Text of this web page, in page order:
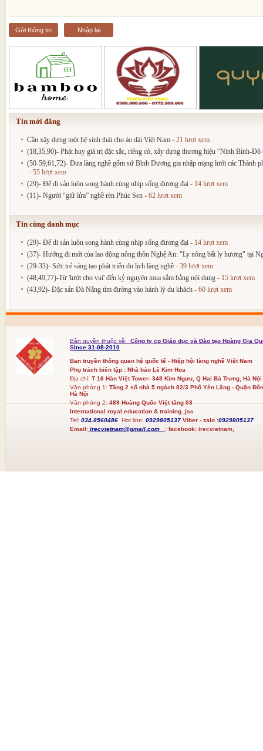
Gửi thông tin Nhập lại
Tin mới đăng
Cần xây dựng một hệ sinh thái cho áo dài Việt Nam - 21 lượt xem
(18,35,90)- Phát huy giá trị đặc sắc, riêng có, xây dựng thương hiệu “Ninh Bình-Đô
(50-59,61,72)- Đưa làng nghề gốm sứ Bình Dương gia nhập mạng lưới các Thành
- 55 lượt xem
(29)- Để di sản luôn song hành cùng nhịp sống đương đại - 14 lượt xem
(11)- Người “giữ lửa” nghề rèn Phúc Sen - 62 lượt xem
Tin cùng danh mục
(29)- Để di sản luôn song hành cùng nhịp sống đương đại - 14 lượt xem
(37)- Hướng đi mới của lao động nông thôn Nghệ An: "Ly nông bất ly hương" tại
(29-33)- Sức trẻ sáng tạo phát triển du lịch làng nghề - 39 lượt xem
(48,49,77)-Từ 'lướt cho vui' đến kỷ nguyên mua sắm bằng nội dung - 15 lượt xem
(43,92)- Đặc sản Đà Nẵng tìm đường vào hành lý du khách - 60 lượt xem
Bản quyền thuộc về:
Công ty cp Giáo dục và Đào tạo Hoàng Gia
SInce 31-08-2010
Ban truyền thông quan hệ quốc tế - Hiệp hội làng nghề Việt Nam
Phụ trách biên tập : Nhà báo Lê Kim Hoa
Địa chỉ: T 16 Hàn Việt Tower- 348 Kim Ngưu, Q Hai Bà Trưng, Hà Nội
Văn phòng 1:Tầng 2 số nhà 5 ngách 82/3 Phố Yên Lãng - Quận
Hà Nội
Văn phòng 2:489 Hoàng Quốc Việt tầng 03
International royal education & training.,jsc
Tel:034.8560486Hot line; 0929805137 Viber - zalo :0929805137
Email: irecvietnam@gmail.com :facebook: irecvietnam,